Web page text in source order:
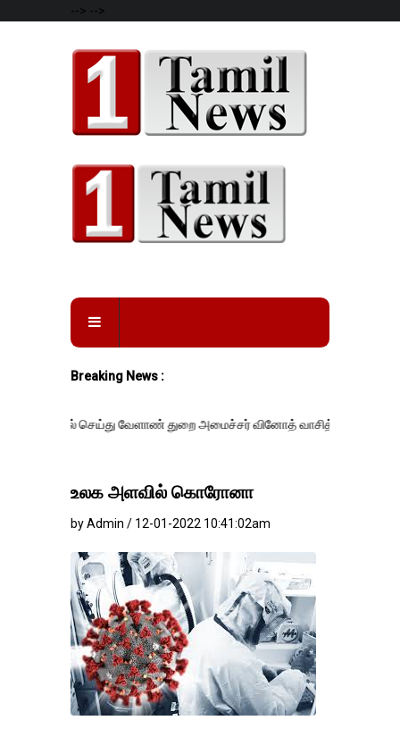
--> -->
Breaking News :
செய்து வேளாண் துறை அமைச்சர் வினோத் வாசித்து வருகிறார். �.
உலக அளவில் கொரோனா
by Admin / 12-01-2022 10:41:02am